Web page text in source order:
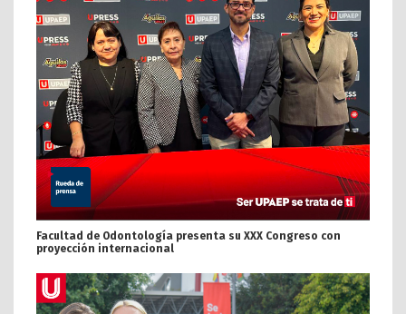
Facultad de Odontología presenta su XXX Congreso con
proyección internacional